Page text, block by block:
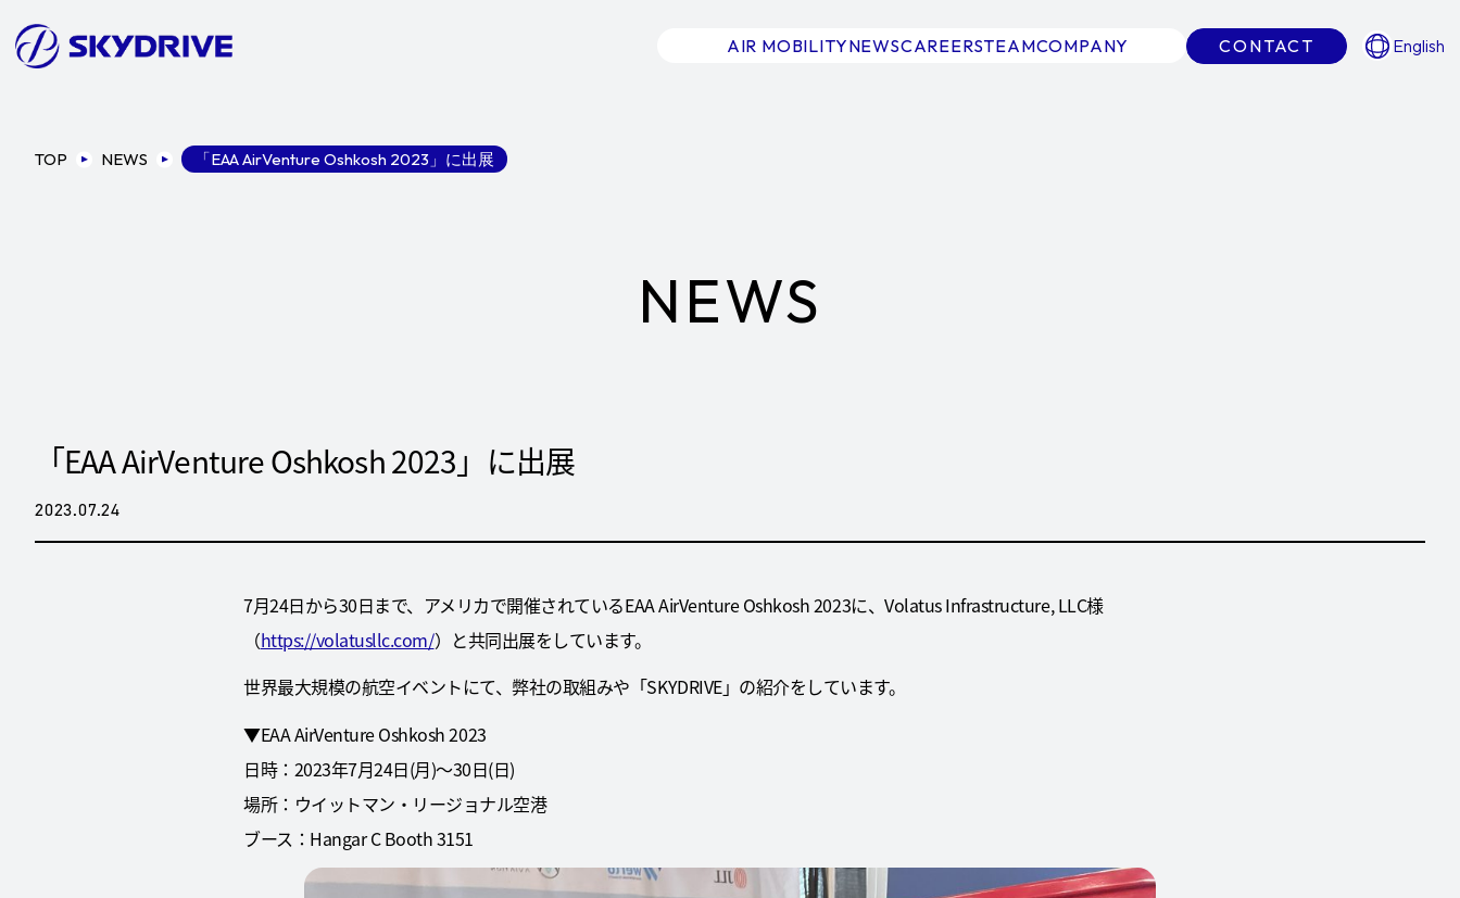
AIR MOBILITYNEWSCAREERSTEAMCOMPANY CONTACT English
TOP NEWS 「EAA AirVenture Oshkosh 2023」に出展
NEWS
「EAA AirVenture Oshkosh 2023」に出展
2023.07.24
7月24日から30日まで、アメリカで開催されているEAA AirVenture Oshkosh 2023に、Volatus Infrastructure, LLC様
（https://volatusllc.com/）と共同出展をしています。
世界最大規模の航空イベントにて、弊社の取組みや「SKYDRIVE」の紹介をしています。
▼EAA AirVenture Oshkosh 2023
日時：2023年7月24日(月)～30日(日)
場所：ウイットマン・リージョナル空港
ブース：Hangar C Booth 3151